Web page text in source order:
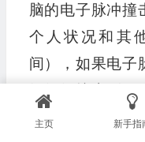
脑的电子脉冲撞
个人状况和其
间），如果电子
经组织撞击到另
为这不应该是它
主页 新手指